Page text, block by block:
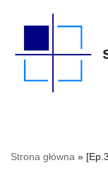
naar
Strona główna »